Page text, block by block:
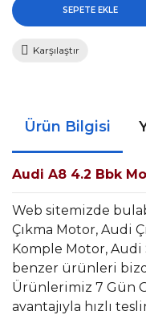
SEPETE EKLE
Karşılaştır
Ürün Bilgisi
Audi A8 4.2 Bbk
Web sitemizde
Çıkma Motor, Audi
Komple Motor, Audi
benzer ürünleri
Ürünlerimiz 7 Gün
avantajıyla hızlı